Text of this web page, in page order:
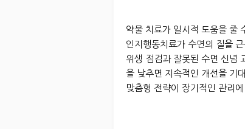
약물 치료가 일시적 도움을 줄
인지행동치료가 수면의 질을
위생 점검과 잘못된 수면 신념
을 낮추면 지속적인 개선을 기
맞춤형 전략이 장기적인 관리에